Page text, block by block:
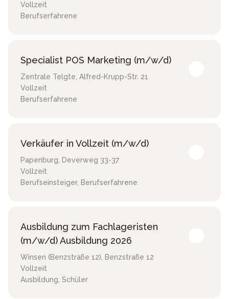
Vollzeit
Berufserfahrene
Specialist POS Marketing (m/w/d)
Zentrale Telgte, Alfred-Krupp-Str. 21
Vollzeit
Berufserfahrene
Verkäufer in Vollzeit (m/w/d)
Papenburg, Deverweg 33-37
Vollzeit
Berufseinsteiger, Berufserfahrene
Ausbildung zum Fachlageristen
(m/w/d) Ausbildung 2026
Winsen (Benzstraße 12), Benzstraße 12
Vollzeit
Ausbildung, Schüler